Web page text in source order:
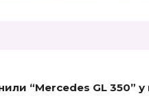
“Mercedes GL 350” у